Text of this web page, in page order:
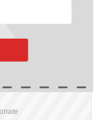
Gold